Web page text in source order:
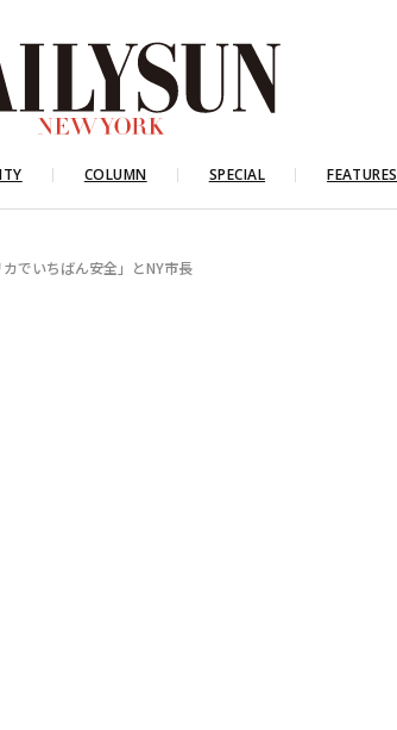
COLUMN SPECIAL FEATURES
でいちばん安全」とNY市長